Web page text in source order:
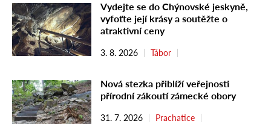
Vydejte se do Chýnovské jeskyně,
vyfoťte její krásy a soutěžte o
atraktivní ceny
3. 8. 2026 Tábor
Nová stezka přiblíží veřejnosti
přírodní zákoutí zámecké obory
31. 7. 2026 Prachatice